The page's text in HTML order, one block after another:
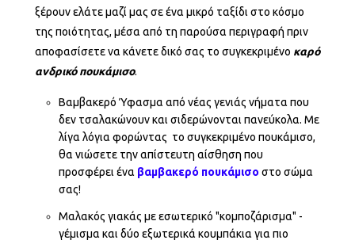
ξέρουν ελάτε μαζί μας σε ένα μικρό ταξίδι στο κόσμο
της ποιότητας, μέσα από τη παρούσα περιγραφή πριν
αποφασίσετε να κάνετε δικό σας το συγκεκριμένο καρό
ανδρικό πουκάμισο.
Βαμβακερό Ύφασμα από νέας γενιάς νήματα που
δεν τσαλακώνουν και σιδερώνονται πανεύκολα. Με
λίγα λόγια φορώντας το συγκεκριμένο πουκάμισο,
θα νιώσετε την απίστευτη αίσθηση που
προσφέρει ένα βαμβακερό πουκάμισο στο σώμα
σας!
Μαλακός γιακάς με εσωτερικό "κομποζάρισμα" -
γέμισμα και δύο εξωτερικά κουμπάκια για πιο